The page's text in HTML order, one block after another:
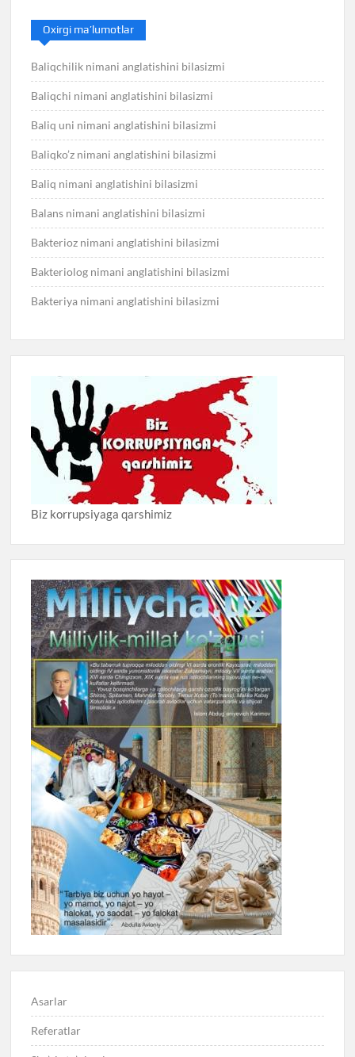
Oxirgi ma’lumotlar
Baliqchilik nimani anglatishini bilasizmi
Baliqchi nimani anglatishini bilasizmi
Baliq uni nimani anglatishini bilasizmi
Baliqko’z nimani anglatishini bilasizmi
Baliq nimani anglatishini bilasizmi
Balans nimani anglatishini bilasizmi
Bakterioz nimani anglatishini bilasizmi
Bakteriolog nimani anglatishini bilasizmi
Bakteriya nimani anglatishini bilasizmi
Biz korrupsiyaga qarshimiz
Asarlar
Referatlar